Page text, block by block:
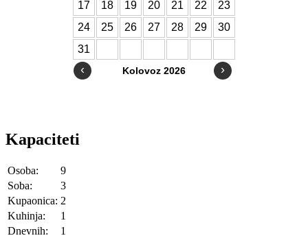
Kapaciteti
Osoba:
9
Soba:
3
Kupaonica: 2
Kuhinja:
1
Dnevnih:
1